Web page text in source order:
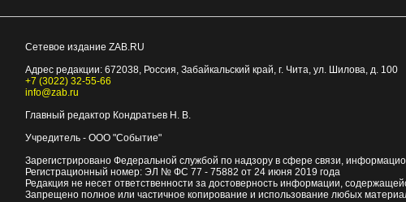
Сетевое издание ZAB.RU
Адрес редакции: 672038, Россия, Забайкальский край, г. Чита, ул. Шилова, д. 100
+7 (3022) 32-55-66
info@zab.ru
Главный редактор Кондратьев Н. В.
Учредитель - ООО "Событие"
Зарегистрировано Федеральной службой по надзору в сфере связи,
Регистрационный номер: ЭЛ № ФС 77 - 75882 от 24 июня 2019 года
Редакция не несет ответственности за достоверность информации,
Запрещено полное или частичное копирование и использование любых